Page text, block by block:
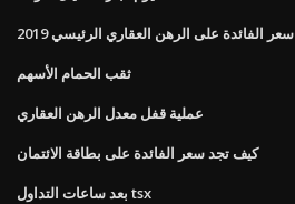
سعر الفائدة على الرهن العقاري الرئيسي 2019
ثقب الحمام الأسهم
عملية قفل معدل الرهن العقاري
كيف تجد سعر الفائدة على بطاقة الائتمان
بعد ساعات التداول tsx